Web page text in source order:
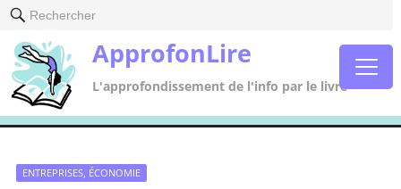
Rechercher
ApprofonLire
L'approfondissement de l'info par le livre
ENTREPRISES, ÉCONOMIE